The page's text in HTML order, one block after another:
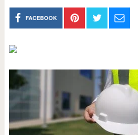
FACEBOOK